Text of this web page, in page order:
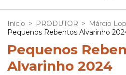
Início > PRODUTOR > Márcio
Pequenos Rebentos Alvarinho
Pequenos
Alvarinho 2024